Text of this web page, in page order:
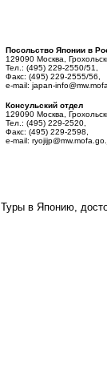
Посольство Японии в
129090 Москва,
Тел.: (495) 229-2550/51,
Факс: (495) 229-2555/56,
e-mail: japan-
Консульский отдел
129090 Москва,
Тел.: (495) 229-2520,
Факс: (495) 229-2598,
e-mail:
Туры в Японию,